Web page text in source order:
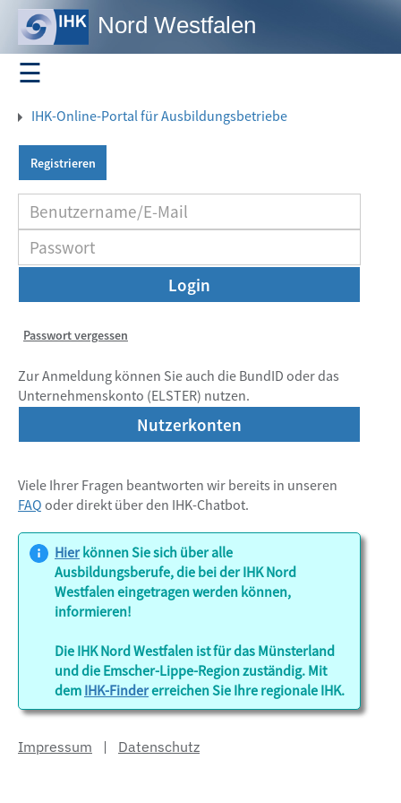
Nord Westfalen
☰
Start
Ausbildung
Ausbildungsbetriebe
Ausbildungsnachweise
Auszubildende
Prüfer
Fortbildung
Seminare
und
Lehrgänge
IHK-Online-Portal für Ausbildungsbetriebe
kompakten Überblick über die Daten, die zu Ihrem
Ausbildungsbetrieb bei der IHK Nord Westfalen
gespeichert sind. Beispielsweise können die
Ausbildungsberufe, Ausbilder und Auszubildenden
abgerufen werden. Zudem können Ausbildungsverträge
erfasst sowie Ausbildungsnachweise von
Registrieren
Login
Passwort vergessen
Zur Anmeldung können Sie auch die BundID oder das
Unternehmenskonto (ELSTER) nutzen.
Nutzerkonten
Viele Ihrer Fragen beantworten wir bereits in unseren
FAQ oder direkt über den IHK-Chatbot.
Hierkönnen Sie sich über alle
Ausbildungsberufe, die bei der IHK Nord
Westfalen eingetragen werden können,
informieren!
Die IHK Nord Westfalen ist für das Münsterland
und die Emscher-Lippe-Region zuständig. Mit
dem IHK-Findererreichen Sie Ihre regionale IHK.
Impressum | Datenschutz